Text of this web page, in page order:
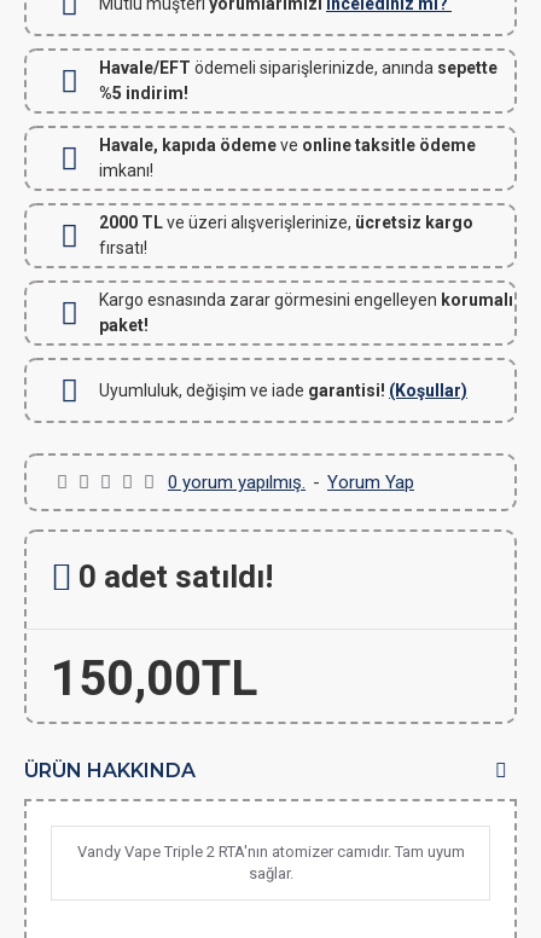
Havale/EFT ödemeli siparişlerinizde, anında sepette
%5 indirim!
Havale, kapıda ödemeve online taksitle ödeme
imkanı!
2000 TLve üzeri alışverişlerinize, ücretsiz kargo
fırsatı!
Kargo esnasında zarar görmesini engelleyen korumalı
paket!
Uyumluluk, değişim ve iade garantisi! (Koşullar)
0 yorum yapılmış. - Yorum Yap
150,00TL
0 adet satıldı!
ÜRÜN HAKKINDA
Vandy Vape Triple 2 RTA'nın atomizer camıdır. Tam uyum
sağlar.